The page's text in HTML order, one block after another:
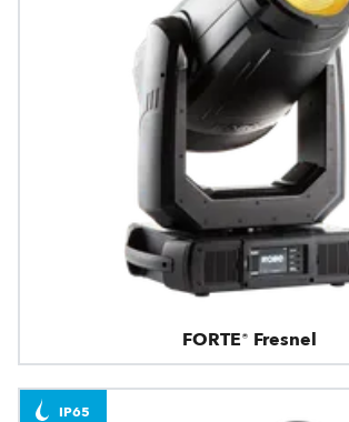
FORTE® Fresnel
IP65